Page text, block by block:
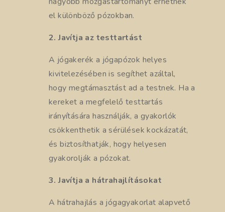
el különböző pózokban.
2. Javítja az testtartást
A jógakerék a jógapózok helyes
kivitelezésében is segíthet azáltal,
hogy megtámasztást ad a testnek. Ha a
kereket a megfelelő testtartás
irányítására használják, a gyakorlók
csökkenthetik a sérülések kockázatát,
és biztosíthatják, hogy helyesen
gyakorolják a pózokat.
3. Javítja a hátrahajlításokat
A hátrahajlás a jógagyakorlat alapvető